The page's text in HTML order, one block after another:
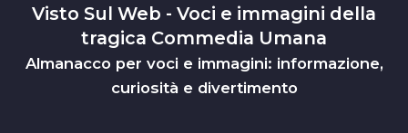
Visto Sul Web - Voci e immagini della
tragica Commedia Umana
Almanacco per voci e immagini: informazione,
curiosità e divertimento